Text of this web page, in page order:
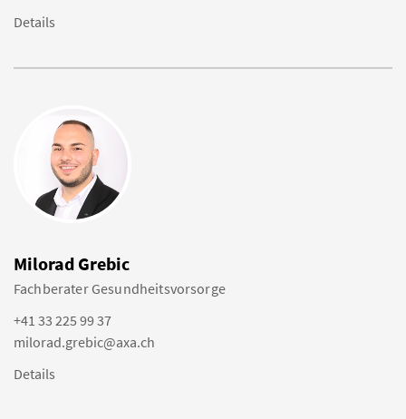
Details
Milorad Grebic
Fachberater Gesundheitsvorsorge
+41 33 225 99 37
milorad.grebic@axa.ch
Details